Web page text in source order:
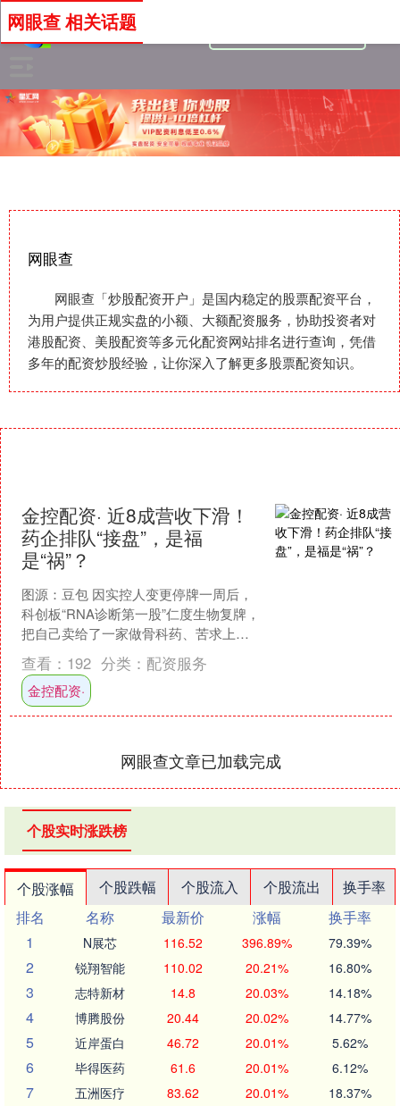
网眼查
网眼查「炒股配资开户」是国内稳定的股票配资平台，
为用户提供正规实盘的小额、大额配资服务，协助投资者对
港股配资、美股配资等多元化配资网站排名进行查询，凭借
多年的配资炒股经验，让你深入了解更多股票配资知识。
网眼查 相关话题
金控配资· 近8成营收下滑！
药企排队“接盘”，是福
是“祸”？
图源：豆包 因实控人变更停牌一周后，
科创板“RNA诊断第一股”仁度生物复牌，
把自己卖给了一家做骨科药、苦求上市
而不得的南京药企。一纸控制权变更公
告没能换来资本的....
查看： 192 分类： 配资服务
金控配资·
网眼查文章已加载完成
个股实时涨跌榜
个股涨幅 个股跌幅 个股流入 个股流出
换手率
排名
名称 最新价 涨幅
换手率
1
N展芯 116.52 396.89% 79.39%
2 锐翔智能 110.02 20.21% 16.80%
3 志特新材 14.8 20.03% 14.18%
4 博腾股份 20.44 20.02% 14.77%
5 近岸蛋白 46.72 20.01% 5.62%
6 毕得医药 61.6 20.01% 6.12%
7 五洲医疗 83.62 20.01% 18.37%